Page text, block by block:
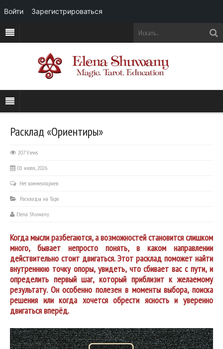
Расклад «Ориентиры»
207 Views
01 июля, 2026
Нет комментариев
Расклады на Таро
Elena Shuwany
Когда мысли разбегаются, а возможностей становится слишком
много, бывает непросто понять, в каком направлении
действительно стоит двигаться. Этот расклад поможет найти
внутреннюю точку опоры, увидеть, что сбивает вас с пути, и
определить первый шаг, который приблизит к желаемому
результату. Он особенно полезен в моменты выбора, поиска
решения или когда хочется обрести ясность и уверенно
двигаться вперёд.
Войти Зарегистрироваться